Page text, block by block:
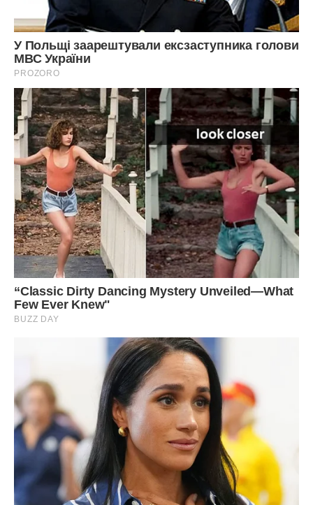
маніпулювати, я з головою поринула в пошуки нашого
житла. Знайшла затишний будиночок з ділянкою землі за
чоловіка. Попереду новорічні свята, віра в чудеса і нове
життя.
Він приїхав за тиждень до нового року. Йому не до
покупки будинку. Він з друзями кожен день святкує. То у
нього ресторан з колишніми колегами, то кафе з друзями
дитинства, то лазня з однокласниками …
Ми посварилися міцно через те, що що треба займатися
оформленням будинку, люди чекають гроші, а у нього на
думці гульки і п’янки, хоча раніше він не захоплювався
зовсім.
В процесі скандалу він вдарив мене, я його, свекруха
схопила мене за волосся і витягла на кухню.
Новий рік він зустрічав зі своєю родиною в новому
заміському будинку. Виявляється, влітку його батьки
знала, і всі наші грошики теж пішли в батьківську
нерухомість. Синочку у них один і будинок залишиться
тільки йому. Я новий рік зустрічала одна. Вірніше, з сином
на знімній квартирі.
Він кликав до них, але я розуміла, що мені не будуть там
раді, адже свекруха мене не кликала. Та я б і не поїхала –
як їхати до людини, яка тебе ненавидить?